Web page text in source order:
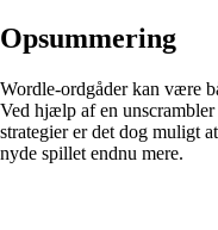
Opsummering
Wordle-ordgåder kan være
Ved hjælp af en
strategier er det dog muligt
nyde spillet endnu mere.